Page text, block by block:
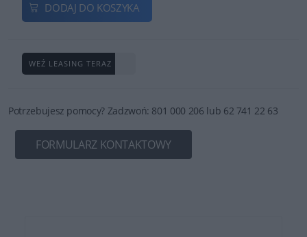
DODAJ DO KOSZYKA
WEŹ LEASING TERAZ
Potrzebujesz pomocy? Zadzwoń: 801 000 206 lub 62 741 22 63
FORMULARZ KONTAKTOWY